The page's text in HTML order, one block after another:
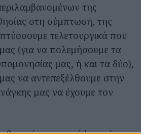
της
στη σύμπτωση, της
τελετουργικά που
(για να πολεμήσουμε τα
μας, ή και τα δύο),
να αντεπεξέλθουμε στην
μας να έχουμε τον